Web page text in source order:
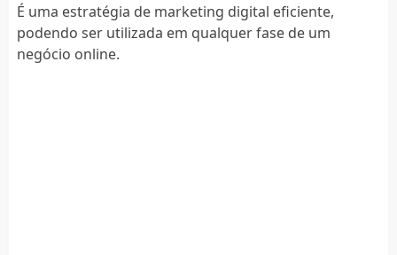
É uma estratégia de marketing digital eficiente,
podendo ser utilizada em qualquer fase de um
negócio online.